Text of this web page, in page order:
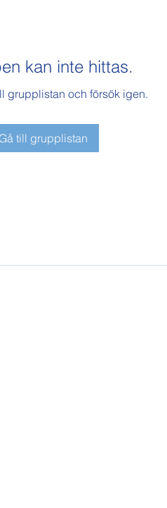
kan inte hittas.
grupplistan och försök igen.
Gå till grupplistan